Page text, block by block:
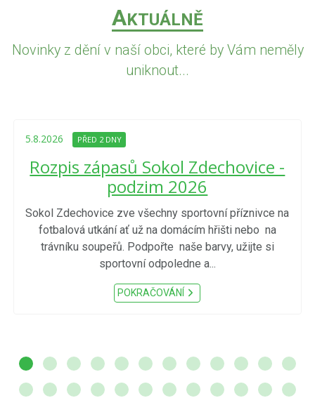
AKTUÁLNĚ
Novinky z dění v naší obci, které by Vám neměly
uniknout...
5.8.2026 PŘED 2 DNY
Rozpis zápasů Sokol Zdechovice -
podzim 2026
Sokol Zdechovice zve všechny sportovní příznivce na
fotbalová utkání ať už na domácím hřišti nebo na
trávníku soupeřů. Podpořte naše barvy, užijte si
sportovní odpoledne a...
POKRAČOVÁNÍ